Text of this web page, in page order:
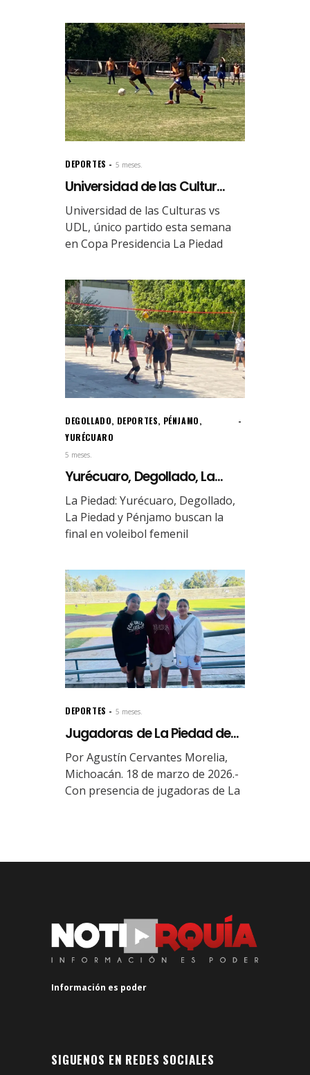
DEPORTES 5 meses.
Universidad de las Cultur...
Universidad de las Culturas vs
UDL, único partido esta semana
en Copa Presidencia La Piedad
DEGOLLADO, DEPORTES, PÉNJAMO,
YURÉCUARO
5 meses.
Yurécuaro, Degollado, La...
La Piedad: Yurécuaro, Degollado,
La Piedad y Pénjamo buscan la
final en voleibol femenil
DEPORTES 5 meses.
Jugadoras de La Piedad de...
Por Agustín Cervantes Morelia,
Michoacán. 18 de marzo de 2026.-
Con presencia de jugadoras de La
Información es poder
SIGUENOS EN REDES SOCIALES